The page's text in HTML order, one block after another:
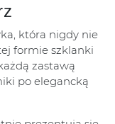
która nigdy nie
formie szklanki
zastawą
po elegancką